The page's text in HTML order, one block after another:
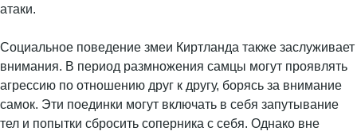
атаки.
Социальное поведение змеи Киртланда также заслуживает
внимания. В период размножения самцы могут проявлять
агрессию по отношению друг к другу, борясь за внимание
самок. Эти поединки могут включать в себя запутывание
тел и попытки сбросить соперника с себя. Однако вне